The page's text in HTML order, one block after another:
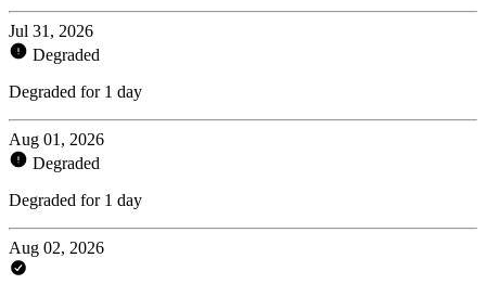
Jul 31, 2026
Degraded
Degraded for 1 day
Aug 01, 2026
Degraded
Degraded for 1 day
Aug 02, 2026